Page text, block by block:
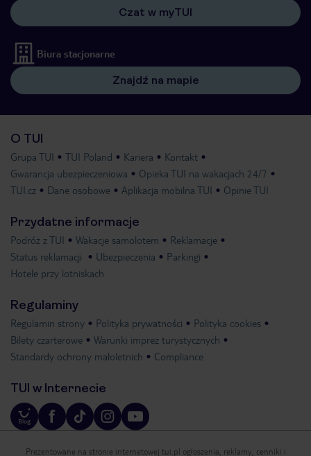
Czat w myTUI
Biura stacjonarne
Znajdź na mapie
O TUI
Grupa TUI TUI Poland Kariera
Kontakt
Gwarancja ubezpieczeniowa
Opieka TUI na wakacjach 24/7
TUI.cz
Dane osobowe Aplikacja mobilna TUI Opinie TUI
Przydatne informacje
Podróż z TUI Wakacje samolotem
Reklamacje
Status reklamacji
Ubezpieczenia
Parkingi
Hotele przy lotniskach
Regulaminy
Regulamin strony Polityka prywatności
Polityka cookies
Bilety czarterowe
Warunki imprez turystycznych
Standardy ochrony małoletnich
Compliance
TUI w Internecie
Prezentowane na stronie internetowej tui.pl ogłoszenia, reklamy, cenniki i